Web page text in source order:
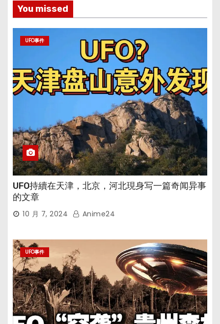
You missed
UFO事件
UFO持續在天津，北京，河北現身写一篇奇闻异事
的文章
10 月 7, 2024 Anime24
UFO事件